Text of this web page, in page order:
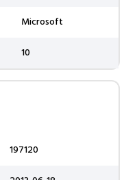
Microsoft
10
197120